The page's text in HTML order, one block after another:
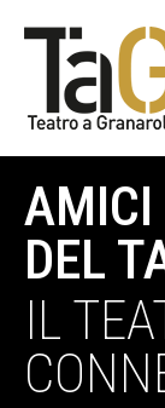
AMICI
DEL
IL